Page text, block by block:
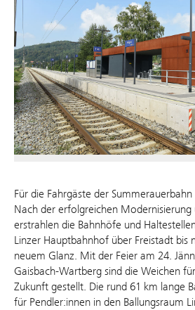
Für die Fahrgäste der
Nach der erfolgreichen
erstrahlen die Bahnhöfe und
Linzer Hauptbahnhof über Freistadt bis
neuem Glanz. Mit der Feier am 24.
Gaisbach-Wartberg sind die Weichen
Zukunft gestellt. Die rund 61 km lange
für Pendler:innen in den Ballungsraum